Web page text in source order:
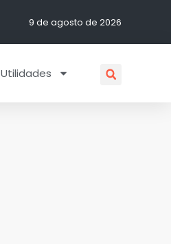
9 de agosto de 2026
Utilidades